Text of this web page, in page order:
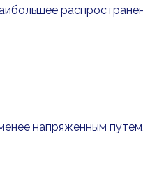
напряженным